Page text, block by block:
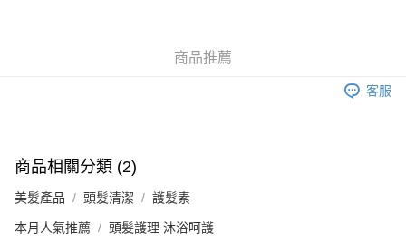
澳門地區配送 - 確認發貨後1-4個工作天送達
商品推薦
客服
商品相關分類 (2)
美髮產品 頭髮清潔 護髮素
本月人氣推薦 頭髮護理 沐浴呵護